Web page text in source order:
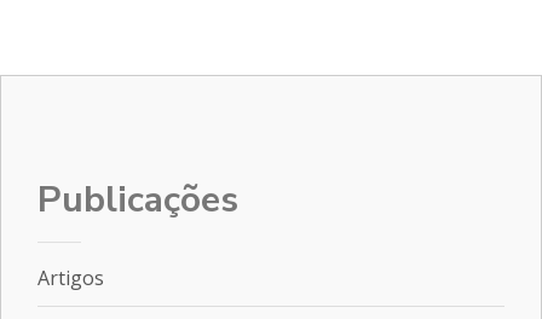
Publicações
Artigos